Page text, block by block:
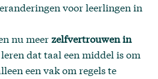
voor leerlingen in
nu meerzelfvertrouwen in
dat taal een middel is om
een vak om regels te